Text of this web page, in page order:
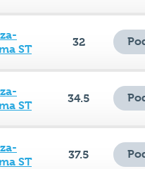
ST
32
ST
34.5
ST
37.5